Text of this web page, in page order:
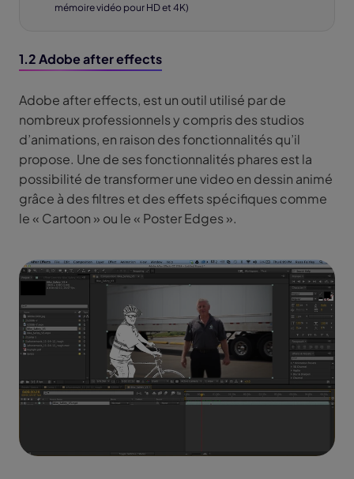
mémoire vidéo pour HD et 4K)
1.2 Adobe after effects
Adobe after effects, est un outil utilisé par de
nombreux professionnels y compris des studios
d’animations, en raison des fonctionnalités qu’il
propose. Une de ses fonctionnalités phares est la
possibilité de transformer une video en dessin animé
grâce à des filtres et des effets spécifiques comme
le « Cartoon » ou le « Poster Edges ».